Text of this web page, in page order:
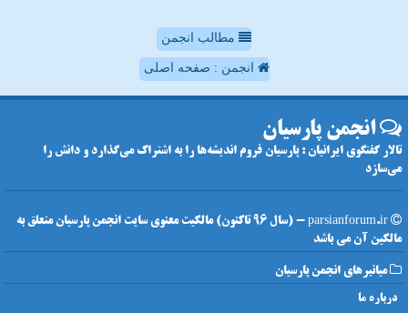
مطالب انجمن
انجمن : صفحه اصلی
انجمن پارسیان
تالار گفتگوی ایرانیان : پارسیان فروم اندیشه‌ها را به اشتراک می‌گذارد و دانش را
می‌سازد
parsianforum.ir - (سال 96 تاکنون) مالکیت معنوی سایت انجمن پارسیان متعلق به
مالکین آن می باشد
میانبرهای انجمن پارسیان
درباره ما